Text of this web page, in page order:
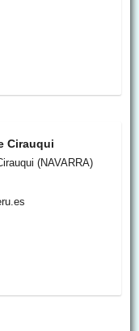
Cirauqui
(NAVARRA)